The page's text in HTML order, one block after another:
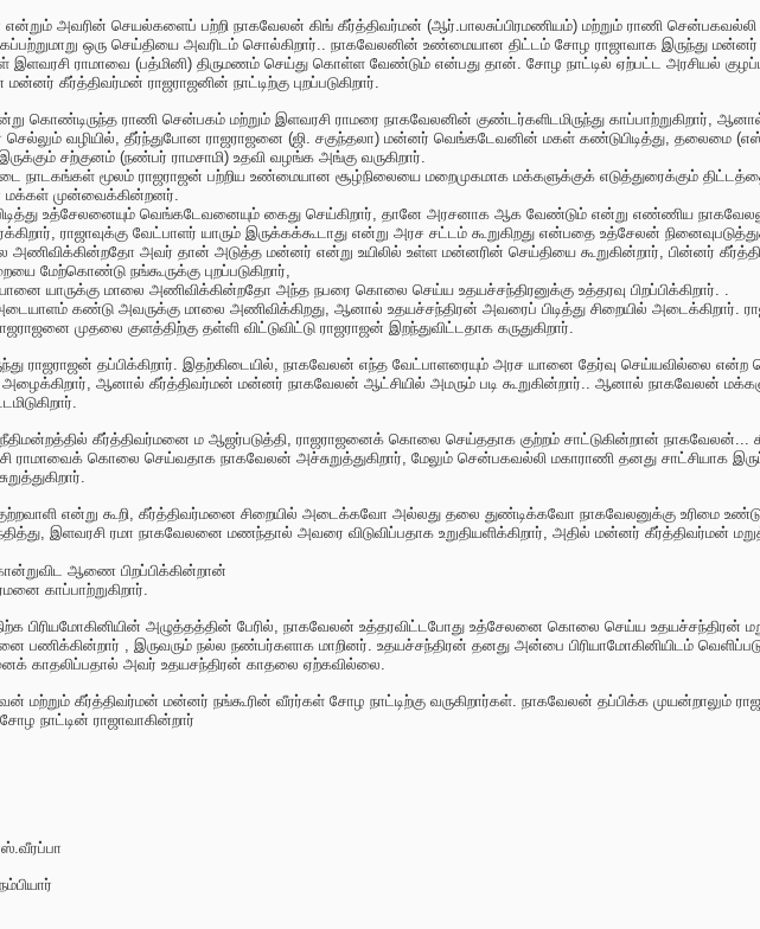
அவரின் செயல்களைப் பற்றி நாகவேலன் கிங் கீர்த்திவர்மன் (ஆர்.பாலசுப்பிரமணியம்) மற்றும் ராணி சென்பகவல்லி
ஒரு செய்தியை அவரிடம் சொல்கிறார்.. நாகவேலனின் உண்மையான திட்டம் சோழ ராஜாவாக இருந்து மன்னர்
ராமாவை (பத்மினி) திருமணம் செய்து கொள்ள வேண்டும் என்பது தான். சோழ நாட்டில் ஏற்பட்ட அரசியல்
கீர்த்திவர்மன் ராஜராஜனின் நாட்டிற்கு புறப்படுகிறார்.
கொண்டிருந்த ராணி சென்பகம் மற்றும் இளவரசி ராமரை நாகவேலனின் குண்டர்களிடமிருந்து காப்பாற்றுகிறார்,
வழியில், தீர்ந்துபோன ராஜராஜனை (ஜி. சகுந்தலா) மன்னர் வெங்கடேவனின் மகள் கண்டுபிடித்து, தலைமை (எஸ் எம்
சற்குனம் (நண்பர் ராமசாமி) உதவி வழங்க அங்கு வருகிறார்.
நாடகங்கள் மூலம் ராஜராஜன் பற்றிய உண்மையான சூழ்நிலையை மறைமுகமாக மக்களுக்குக் எடுத்துரைக்கும்
மக்கள் முன்வைக்கின்றனர்.
உத்சேலனையும் வெங்கடேவனையும் கைது செய்கிறார், தானே அரசனாக ஆக வேண்டும் என்று எண்ணிய
ராஜாவுக்கு வேட்பாளர் யாரும் இருக்கக்கூடாது என்று அரச சட்டம் கூறுகிறது என்பதை உத்சேலன்
அணிவிக்கின்றதோ அவர் தான் அடுத்த மன்னர் என்று உயிலில் உள்ள மன்னரின் செய்தியை கூறுகின்றார், பின்னர்
மேற்கொண்டு நங்கூருக்கு புறப்படுகிறார்,
யாருக்கு மாலை அணிவிக்கின்றதோ அந்த நபரை கொலை செய்ய உதயச்சந்திரனுக்கு உத்தரவு பிறப்பிக்கிறார். .
கண்டு அவருக்கு மாலை அணிவிக்கிறது, ஆனால் உதயச்சந்திரன் அவரைப் பிடித்து சிறையில் அடைக்கிறார்.
முதலை குளத்திற்கு தள்ளி விட்டுவிட்டு ராஜராஜன் இறந்துவிட்டதாக கருதுகிறார்.
ராஜராஜன் தப்பிக்கிறார். இதற்கிடையில், நாகவேலன் எந்த வேட்பாளரையும் அரச யானை தேர்வு செய்யவில்லை
ஆனால் கீர்த்திவர்மன் மன்னர் நாகவேலன் ஆட்சியில் அமரும் படி கூறுகின்றார்.. ஆனால் நாகவேலன்
கீர்த்திவர்மனை ம ஆஜர்படுத்தி, ராஜராஜனைக் கொலை செய்ததாக குற்றம் சாட்டுகின்றான்
கொலை செய்வதாக நாகவேலன் அச்சுறுத்துகிறார், மேலும் சென்பகவல்லி மகாராணி தனது சாட்சியாக
என்று கூறி, கீர்த்திவர்மனை சிறையில் அடைக்கவோ அல்லது தலை துண்டிக்கவோ நாகவேலனுக்கு உரிமை உண்டு
இளவரசி ரமா நாகவேலனை மணந்தால் அவரை விடுவிப்பதாக உறுதியளிக்கிறார், அதில் மன்னர் கீர்த்திவர்மன்
ஆணை பிறப்பிக்கின்றான்
காப்பாற்றுகிறார்.
பிரியமோகினியின் அழுத்தத்தின் பேரில், நாகவேலன் உத்தரவிட்டபோது உத்சேலனை கொலை செய்ய உதயச்சந்திரன்
பணிக்கின்றார் , இருவரும் நல்ல நண்பர்களாக மாறினர். உதயச்சந்திரன் தனது அன்பை பிரியாமோகினியிடம்
காதலிப்பதால் அவர் உதயசந்திரன் காதலை ஏற்கவில்லை.
மற்றும் கீர்த்திவர்மன் மன்னர் நங்கூரின் வீரர்கள் சோழ நாட்டிற்கு வருகிறார்கள். நாகவேலன் தப்பிக்க முயன்றாலும்
நாட்டின் ராஜாவாகின்றார்